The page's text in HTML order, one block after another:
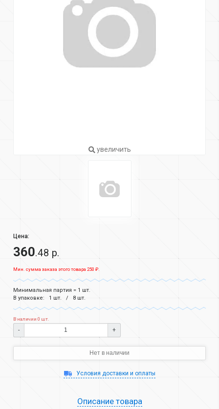
увеличить
Цена:
360.48 р.
Мин. сумма заказа этого товара 250 ₽.
Минимальная партия = 1 шт.
В упаковке:
1 шт. 8 шт.
В наличии 0 шт.
- +
Нет в наличии
Условия доставки и оплаты
Описание товара